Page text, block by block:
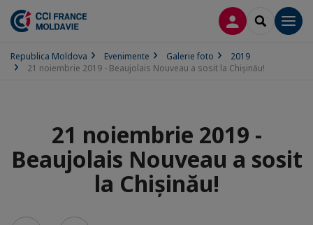
CONECTARE
SEARCH
Republica Moldova Evenimente Galerie foto
2019
21 noiembrie 2019 - Beaujolais Nouveau a sosit la Chișinău!
21 noiembrie 2019 -
Beaujolais Nouveau a sosit
la Chișinău!